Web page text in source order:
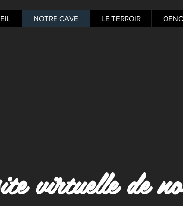
NOTRE CAVE LE TERROIR
virtuelle de